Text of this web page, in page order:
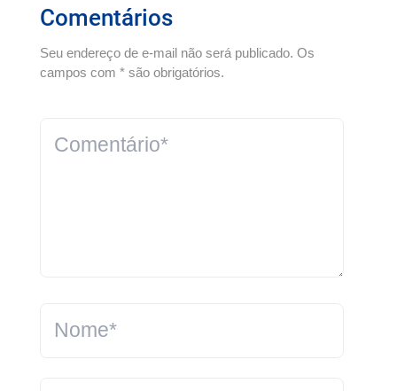
Comentários
Seu endereço de e-mail não será publicado. Os
campos com * são obrigatórios.